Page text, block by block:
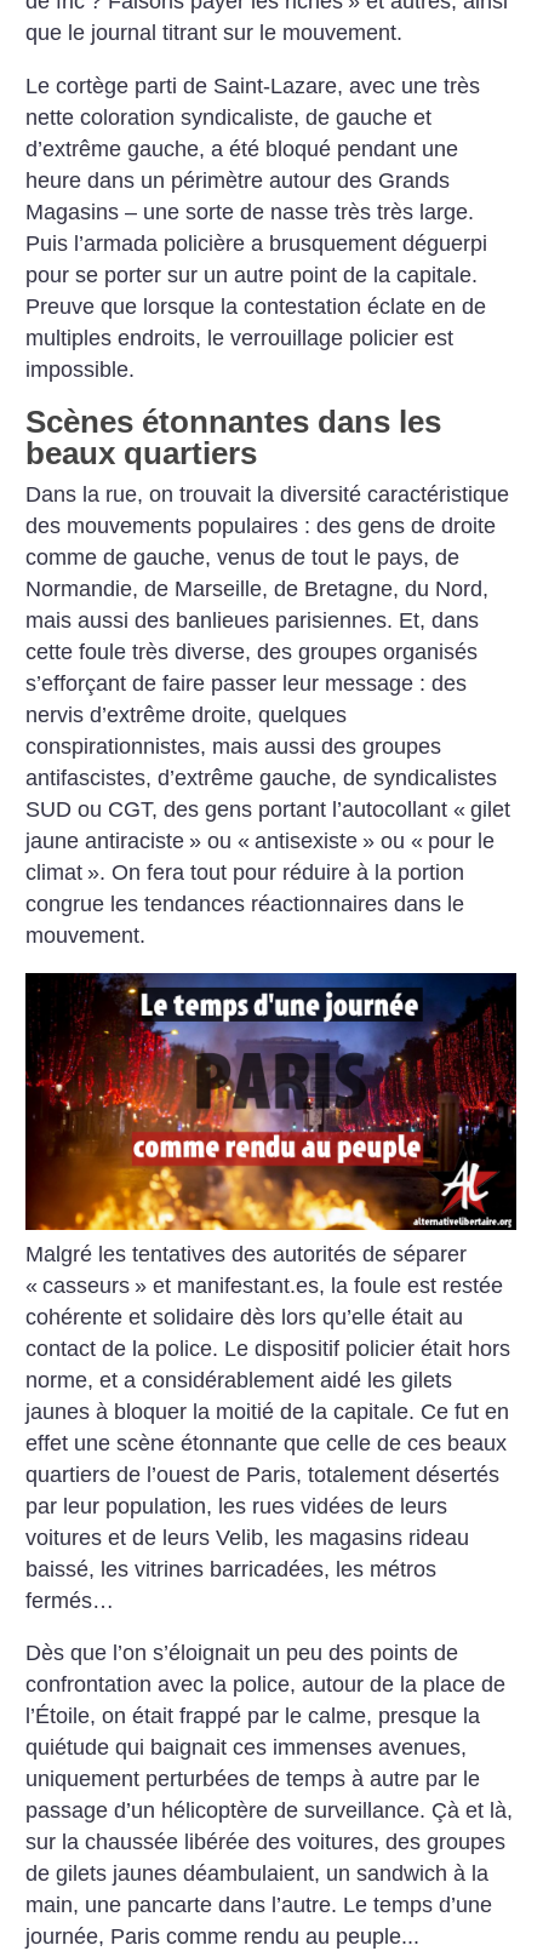
que le journal titrant sur le mouvement.
Le cortège parti de Saint-Lazare, avec une très
nette coloration syndicaliste, de gauche et
d’extrême gauche, a été bloqué pendant une
heure dans un périmètre autour des Grands
Magasins – une sorte de nasse très très large.
Puis l’armada policière a brusquement déguerpi
pour se porter sur un autre point de la capitale.
Preuve que lorsque la contestation éclate en de
multiples endroits, le verrouillage policier est
impossible.
Scènes étonnantes dans les
beaux quartiers
Dans la rue, on trouvait la diversité caractéristique
des mouvements populaires : des gens de droite
comme de gauche, venus de tout le pays, de
Normandie, de Marseille, de Bretagne, du Nord,
mais aussi des banlieues parisiennes. Et, dans
cette foule très diverse, des groupes organisés
s’efforçant de faire passer leur message : des
nervis d’extrême droite, quelques
conspirationnistes, mais aussi des groupes
antifascistes, d’extrême gauche, de syndicalistes
SUD ou CGT, des gens portant l’autocollant « gilet
jaune antiraciste » ou « antisexiste » ou « pour le
climat ». On fera tout pour réduire à la portion
congrue les tendances réactionnaires dans le
mouvement.
Malgré les tentatives des autorités de séparer
« casseurs » et manifestant.es, la foule est restée
cohérente et solidaire dès lors qu’elle était au
contact de la police. Le dispositif policier était hors
norme, et a considérablement aidé les gilets
jaunes à bloquer la moitié de la capitale. Ce fut en
effet une scène étonnante que celle de ces beaux
quartiers de l’ouest de Paris, totalement désertés
par leur population, les rues vidées de leurs
voitures et de leurs Velib, les magasins rideau
baissé, les vitrines barricadées, les métros
fermés…
Dès que l’on s’éloignait un peu des points de
confrontation avec la police, autour de la place de
l’Étoile, on était frappé par le calme, presque la
quiétude qui baignait ces immenses avenues,
uniquement perturbées de temps à autre par le
passage d’un hélicoptère de surveillance. Çà et là,
sur la chaussée libérée des voitures, des groupes
de gilets jaunes déambulaient, un sandwich à la
main, une pancarte dans l’autre. Le temps d’une
journée, Paris comme rendu au peuple...